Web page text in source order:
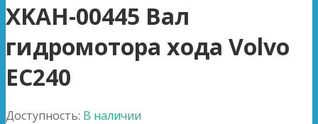
XKAH-00445 Вал
гидромотора хода Volvo
EC240
Доступность: В наличии